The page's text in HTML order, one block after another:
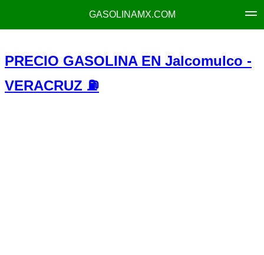
GASOLINAMX.COM
PRECIO GASOLINA EN Jalcomulco -
VERACRUZ ⛽